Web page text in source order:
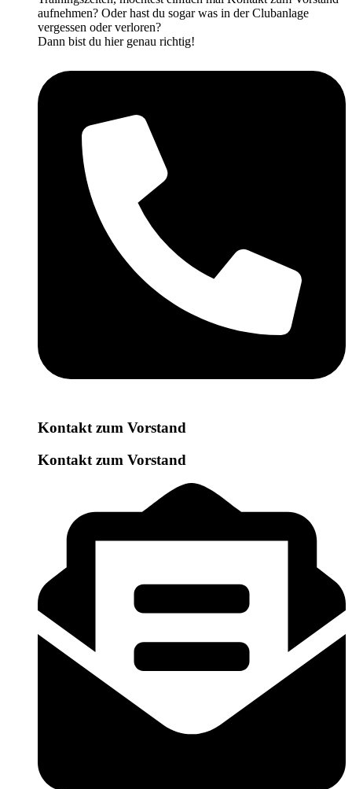
aufnehmen? Oder hast du sogar was in der Clubanlage
vergessen oder verloren?
Dann bist du hier genau richtig!
Kontakt zum Vorstand
Kontakt zum Vorstand